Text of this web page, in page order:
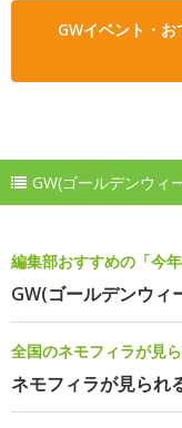
GWイベント・
GW(ゴールデンウィ
編集部おすすめの「今
GW(ゴールデンウィ
全国のネモフィラが見
ネモフィラが見られ